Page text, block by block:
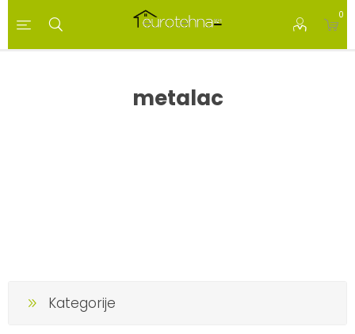
0
metalac
Kategorije